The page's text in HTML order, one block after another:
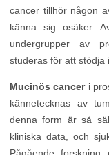
cancer tillhör någon
känna sig osäker.
undergrupper av
studeras för att stödja
Mucinös canceri
kännetecknas av
denna form är så
kliniska data, och